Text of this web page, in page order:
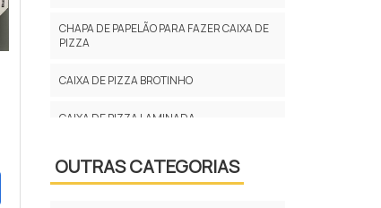
CHAPA DE PAPELÃO PARA FAZER CAIXA DE
PIZZA
CAIXA DE PIZZA BROTINHO
CAIXA DE PIZZA LAMINADA
OUTRAS CATEGORIAS